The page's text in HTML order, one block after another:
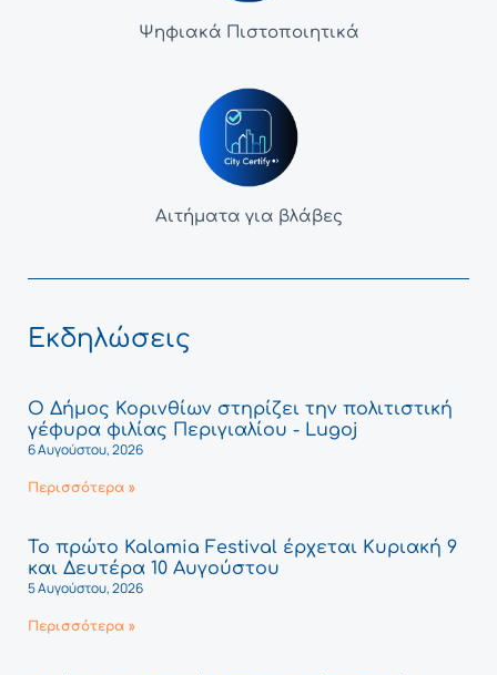
Ψηφιακά Πιστοποιητικά
Αιτήματα για βλάβες
Εκδηλώσεις
Ο Δήμος Κορινθίων στηρίζει την πολιτιστική
γέφυρα φιλίας Περιγιαλίου - Lugoj
6 Αυγούστου, 2026
Περισσότερα »
Το πρώτο Kalamia Festival έρχεται Κυριακή 9
και Δευτέρα 10 Αυγούστου
5 Αυγούστου, 2026
Περισσότερα »